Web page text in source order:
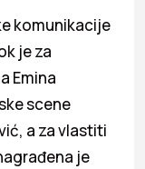
komunikacije
je za
Emina
scene
a za vlastiti
je